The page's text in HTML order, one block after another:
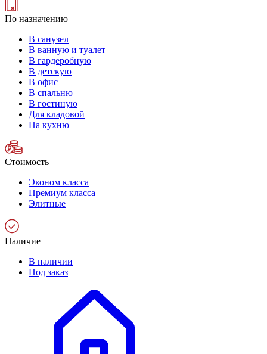
По назначению
В санузел
В ванную и туалет
В гардеробную
В детскую
В офис
В спальню
В гостиную
Для кладовой
На кухню
Стоимость
Эконом класса
Премиум класса
Элитные
Наличие
В наличии
Под заказ